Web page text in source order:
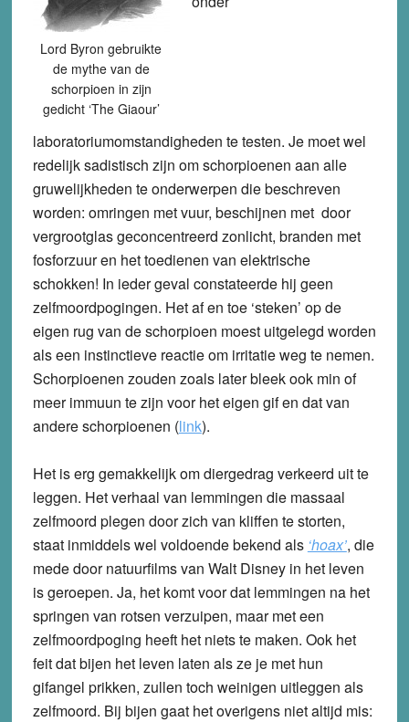
Lord Byron gebruikte
de mythe van de
schorpioen in zijn
gedicht ‘The Giaour’
laboratoriumomstandigheden te testen. Je moet wel
redelijk sadistisch zijn om schorpioenen aan alle
gruwelijkheden te onderwerpen die beschreven
worden: omringen met vuur, beschijnen met door
vergrootglas geconcentreerd zonlicht, branden met
fosforzuur en het toedienen van elektrische
schokken! In ieder geval constateerde hij geen
zelfmoordpogingen. Het af en toe ‘steken’ op de
eigen rug van de schorpioen moest uitgelegd worden
als een instinctieve reactie om irritatie weg te nemen.
Schorpioenen zouden zoals later bleek ook min of
meer immuun te zijn voor het eigen gif en dat van
andere schorpioenen (link).
Het is erg gemakkelijk om diergedrag verkeerd uit te
leggen. Het verhaal van lemmingen die massaal
zelfmoord plegen door zich van kliffen te storten,
staat inmiddels wel voldoende bekend als ‘hoax’, die
mede door natuurfilms van Walt Disney in het leven
is geroepen. Ja, het komt voor dat lemmingen na het
springen van rotsen verzuipen, maar met een
zelfmoordpoging heeft het niets te maken. Ook het
feit dat bijen het leven laten als ze je met hun
gifangel prikken, zullen toch weinigen uitleggen als
zelfmoord. Bij bijen gaat het overigens niet altijd mis: